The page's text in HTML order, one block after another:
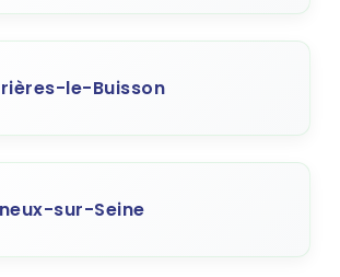
le-Buisson
sur-Seine